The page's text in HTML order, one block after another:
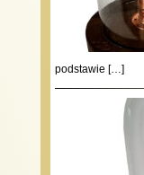
podstawie […]